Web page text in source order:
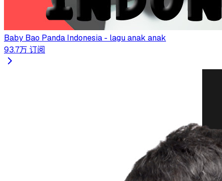
Baby Bao Panda Indonesia - lagu anak anak
93.7万 订阅